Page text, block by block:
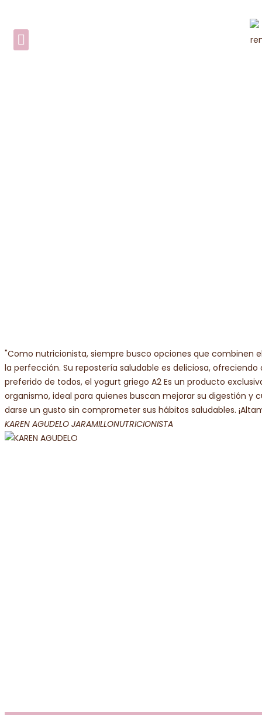
"Como nutricionista, siempre busco opciones que combinen
la perfección. Su repostería saludable es deliciosa,
preferido de todos, el yogurt griego A2 Es un producto
organismo, ideal para quienes buscan mejorar su digestión y
darse un gusto sin comprometer sus hábitos saludables.
KAREN AGUDELO JARAMILLONUTRICIONISTA